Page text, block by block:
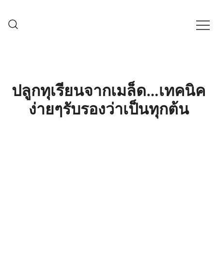
content
พร้อมดูแลพืชอย่างครบวงจร
ปลูกทุเรียนจากเมล็ด…เทคนิค
ง่ายๆรับรองว่าเป็นทุกต้น